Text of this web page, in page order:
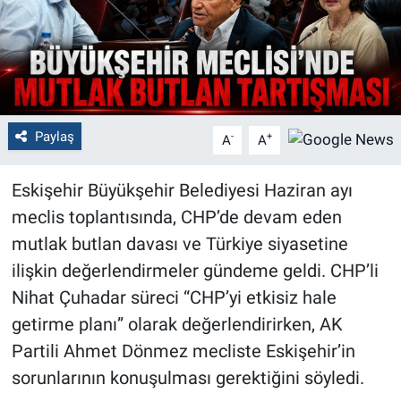
Paylaş A- A+
Eskişehir Büyükşehir Belediyesi Haziran ayı
meclis toplantısında, CHP’de devam eden
mutlak butlan davası ve Türkiye siyasetine
ilişkin değerlendirmeler gündeme geldi. CHP’li
Nihat Çuhadar süreci “CHP’yi etkisiz hale
getirme planı” olarak değerlendirirken, AK
Partili Ahmet Dönmez mecliste Eskişehir’in
sorunlarının konuşulması gerektiğini söyledi.
Gezi
Genel
Çevre
Magazin
Bilim ve Teknoloji